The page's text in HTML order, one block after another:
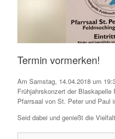
Termin vormerken!
Am Samstag, 14.04.2018 um
Frühjahrskonzert der Blaskapelle
Pfarrsaal von St. Peter und Paul
Seid dabei und genießt die